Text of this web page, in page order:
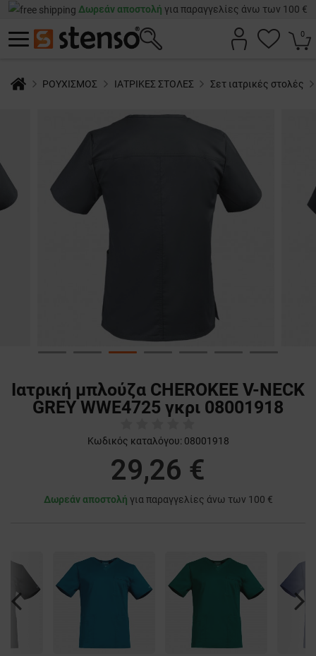
Δωρεάν αποστολή για παραγγελίες άνω των 100 €
0
ΡΟΥΧΙΣΜΟΣ ΙΑΤΡΙΚΕΣ ΣΤΟΛΕΣ Σετ ιατρικές στολές
Ιατρική μπλούζα CHEROKEE V-NECK
GREY WWE4725 γκρι 08001918
Κωδικός καταλόγου: 08001918
29,26 €
Δωρεάν αποστολή για παραγγελίες άνω των 100 €
Previous